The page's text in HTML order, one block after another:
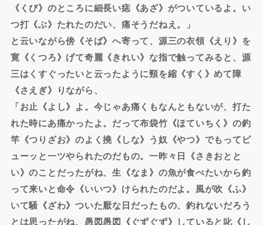
《くび》のところに細長い痣《あざ》がついているよ。い
つ打《ぶ》たれたのだい、痛そうだねえ。」
と云いながら傍《そば》へ寄って、源三の衣領《えり》を
寛《くつろ》げて奇麗《きれい》な指で触ってみると、源
三はくすぐったいと云ったように頸を縮《すく》めて障
《さえぎ》りながら、
「お止《よし》よ。今じゃあ痛くもなんともないが、打た
れた時にあ痛かったよ。だって布袋竹《ほていちく》の釣
竿《つりざお》のよく撓《しな》う奴《やつ》でもってピ
ューッと一ツやられたのだもの。一昨々日《さきおとと
い》のことだったがね、生《なま》の魚が食べたいから釣
って来いと命令《いいつ》けられたのだよ。風が吹《ふ》
いて騒《ざわ》ついた厭な日だったもの、釣れないだろう
とは思ったがね、愚図愚図《ぐずぐず》していると叱《し